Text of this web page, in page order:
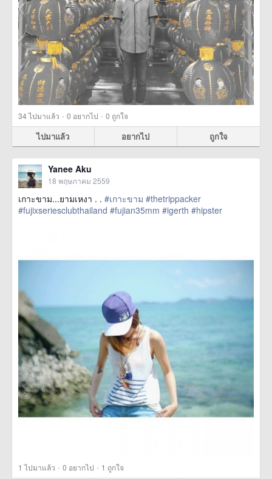
34ไปมาแล้ว · 0 อยากไป · 0 ถูกใจ
ไปมาแล้ว อยากไป ถูกใจ
Yanee Aku
18 พฤษภาคม 2559
เกาะขาม...ยามเหงา . . #เกาะขาม #thetrippacker
#fujixseriesclubthailand #fujian35mm #igerth #hipster
1 ไปมาแล้ว · 0 อยากไป · 1 ถูกใจ